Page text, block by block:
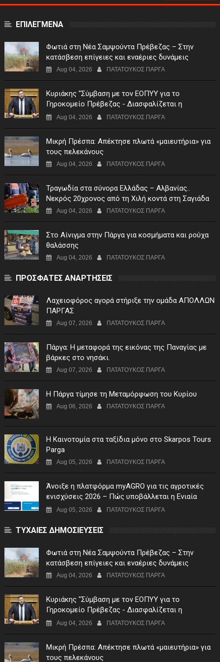
ΕΠΙΛΕΓΜΕΝΑ
Φωτιά στη Νέα Σαμψούντα Πρέβεζας – Στην
κατάσβεση επίγειες και εναέριες δυνάμεις
Aug 04, 2026 ΠΑΤΑΤΟΥΚΟΣ ΠΑΡΓΑ
Κυριάκης "Σύμβαση με τον ΕΟΠΥΥ για το
Γηροκομείο Πρέβεζας - Διασφαλίζεται η
χρηματοδότηση της λειτουργίας του"
Aug 04, 2026 ΠΑΤΑΤΟΥΚΟΣ ΠΑΡΓΑ
Μικρή Πρέσπα: Απέκτησε πλωτά «μαιευτήρια» για
τους πελεκάνους
Aug 04, 2026 ΠΑΤΑΤΟΥΚΟΣ ΠΑΡΓΑ
Τραγωδία στα σύνορα Ελλάδας – Αλβανίας..
Νεκρός 20χρονος από τη Χιλή κοντά στη Σαγιάδα
Aug 04, 2026 ΠΑΤΑΤΟΥΚΟΣ ΠΑΡΓΑ
Στο Αίνιγμα στην Πάργα για κοσμήματα και ρούχα
θαλάσσης
Aug 04, 2026 ΠΑΤΑΤΟΥΚΟΣ ΠΑΡΓΑ
ΠΡΟΣΦΑΤΕΣ ΑΝΑΡΤΗΣΕΙΣ
Λαχειοφόρος αγορά στήριξε την ομάδα ΑΠΟΛΛΩΝ
ΠΑΡΓΑΣ
Aug 07, 2026 ΠΑΤΑΤΟΥΚΟΣ ΠΑΡΓΑ
Πάργα: Η μεταφορά της εικόνας της Παναγίας με
βάρκες στο νησάκι.
Aug 07, 2026 ΠΑΤΑΤΟΥΚΟΣ ΠΑΡΓΑ
Η Πάργα τίμησε τη Μεταμόρφωση του Κυρίου
Aug 06, 2026 ΠΑΤΑΤΟΥΚΟΣ ΠΑΡΓΑ
Η Καινοτομία στα ταξίδια μόνο στο Skarpos Tours
Parga
Aug 05, 2026 ΠΑΤΑΤΟΥΚΟΣ ΠΑΡΓΑ
Άνοιξε η πλατφόρμα myAGRO για τις αγροτικές
ενισχύσεις 2026 – Πώς υποβάλλεται η Ενιαία
Αίτηση Ενίσχυσης
Aug 05, 2026 ΠΑΤΑΤΟΥΚΟΣ ΠΑΡΓΑ
ΤΥΧΑΙΕΣ ΔΗΜΟΣΙΕΥΣΕΙΣ
Φωτιά στη Νέα Σαμψούντα Πρέβεζας – Στην
κατάσβεση επίγειες και εναέριες δυνάμεις
Aug 04, 2026 ΠΑΤΑΤΟΥΚΟΣ ΠΑΡΓΑ
Κυριάκης "Σύμβαση με τον ΕΟΠΥΥ για το
Γηροκομείο Πρέβεζας - Διασφαλίζεται η
χρηματοδότηση της λειτουργίας του"
Aug 04, 2026 ΠΑΤΑΤΟΥΚΟΣ ΠΑΡΓΑ
Μικρή Πρέσπα: Απέκτησε πλωτά «μαιευτήρια» για
τους πελεκάνους